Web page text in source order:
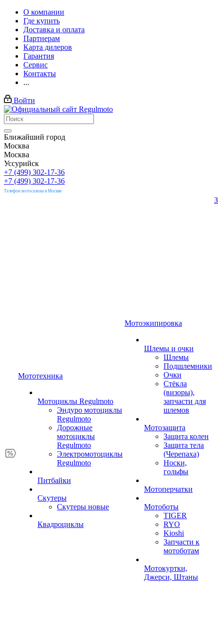
О компании
Где купить
Доставка и оплата
Партнерам
Карта дилеров
Гарантия
Сервис
Контакты
...
Войти
Ближайший город
Москва
Москва
Уссурийск
+7 (499) 302-17-36
+7 (499) 302-17-36
Телефон мотосалона в Москве
Мототехника
Мотоциклы Regulmoto
Эндуро мотоциклы
Regulmoto
Дорожные
мотоциклы
Regulmoto
Электромотоциклы
Regulmoto
Питбайки
Скутеры
Скутеры новые
Квадроциклы
Мотоэкипировка
Шлемы и очки
Шлемы
Подшлемники
Очки
Стёкла
(визоры),
запчасти для
шлемов
Мотозащита
Защита колен
Защита тела
(Черепаха)
Носки,
гольфы
Мотоперчатки
Мотоботы
TIGER
RYO
Kioshi
Запчасти к
мотоботам
Мотокуртки,
Джерси, Штаны